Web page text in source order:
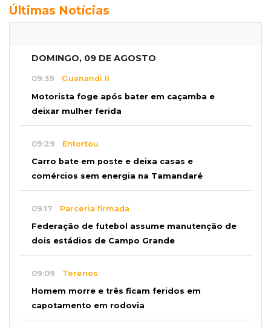
Últimas Notícias
DOMINGO, 09 DE AGOSTO
09:39 Guanandi II
Motorista foge após bater em caçamba e
deixar mulher ferida
09:29 Entortou
Carro bate em poste e deixa casas e
comércios sem energia na Tamandaré
09:17 Parceria firmada
Federação de futebol assume manutenção de
dois estádios de Campo Grande
09:09 Terenos
Homem morre e três ficam feridos em
capotamento em rodovia